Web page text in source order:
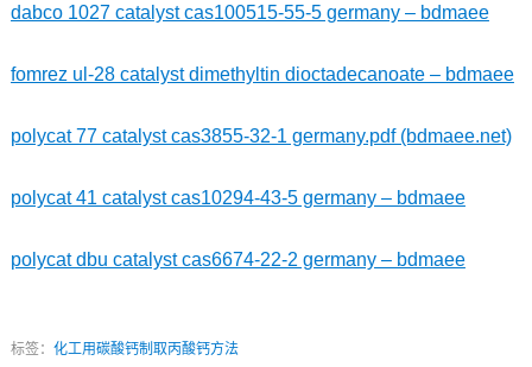
dabco 1027 catalyst cas100515-55-5 germany – bdmaee
fomrez ul-28 catalyst dimethyltin dioctadecanoate – bdmaee
polycat 77 catalyst cas3855-32-1 germany.pdf (bdmaee.net)
polycat 41 catalyst cas10294-43-5 germany – bdmaee
polycat dbu catalyst cas6674-22-2 germany – bdmaee
标签： 化工用碳酸钙制取丙酸钙方法